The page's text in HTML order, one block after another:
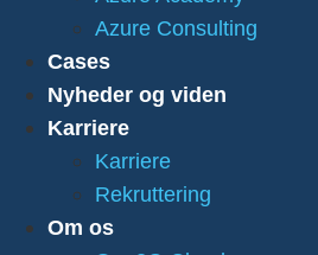
Azure Consulting
Cases
Nyheder og viden
Karriere
Karriere
Rekruttering
Om os